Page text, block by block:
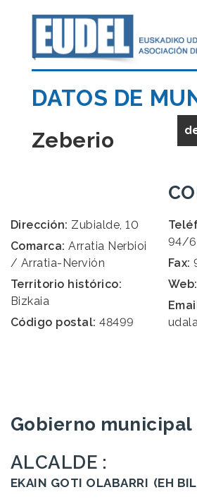
DATOS DE
Zeberio
Dirección: Zubialde, 10
Comarca: Arratia Nerbioi
/ Arratia-Nervión
Territorio histórico:
Bizkaia
Código postal: 48499
94/
Fax:
Web:
Gobierno municipal
ALCALDE :
EKAIN GOTI OLABARRI (EH